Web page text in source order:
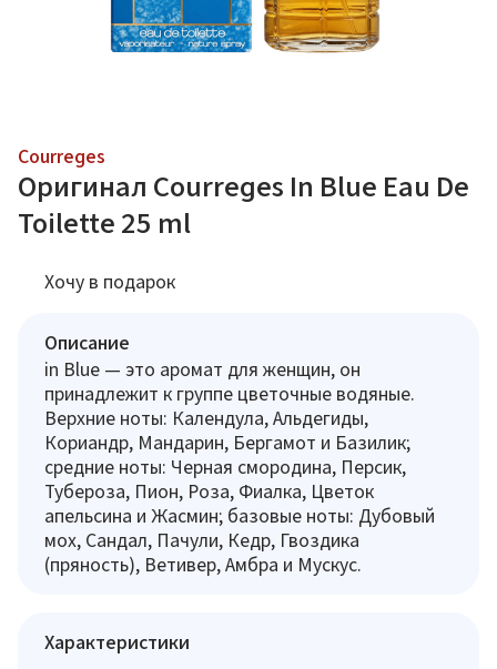
Courreges
Оригинал Courreges In Blue Eau De
Toilette 25 ml
Хочу в подарок
Описание
in Blue — это аромат для женщин, он
принадлежит к группе цветочные водяные.
Верхние ноты: Календула, Альдегиды,
Кориандр, Мандарин, Бергамот и Базилик;
средние ноты: Черная смородина, Персик,
Тубероза, Пион, Роза, Фиалка, Цветок
апельсина и Жасмин; базовые ноты: Дубовый
мох, Сандал, Пачули, Кедр, Гвоздика
(пряность), Ветивер, Амбра и Мускус.
Характеристики